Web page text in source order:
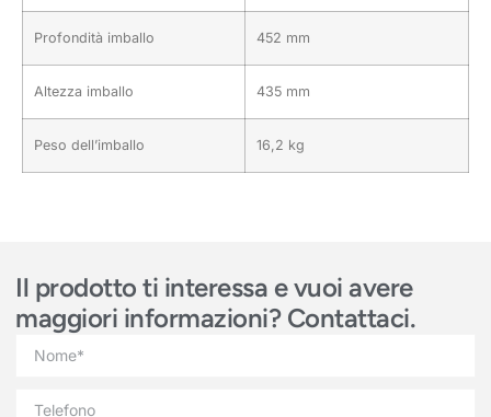
Profondità imballo 452 mm
Altezza imballo 435 mm
Peso dell’imballo 16,2 kg
Il prodotto ti interessa e vuoi avere
maggiori informazioni? Contattaci.